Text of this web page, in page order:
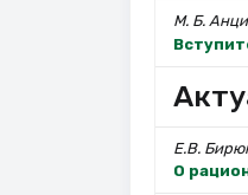
М. Б.
Е.В.
О